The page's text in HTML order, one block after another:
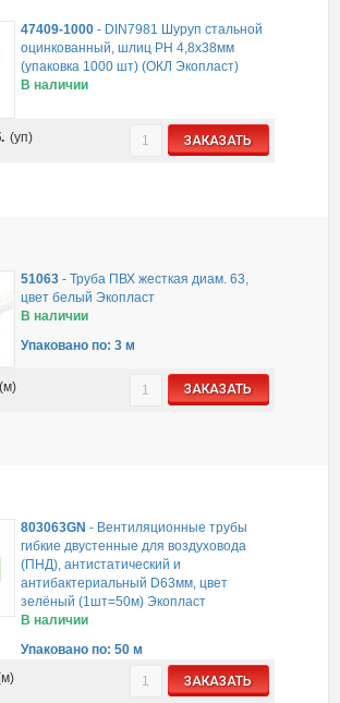
47409-1000 - DIN7981 Шуруп стальной
оцинкованный, шлиц PH 4,8x38мм
(упаковка 1000 шт) (ОКЛ Экопласт)
В наличии
(уп) ЗАКАЗАТЬ
51063 -Труба ПВХ жесткая диам. 63,
цвет белый Экопласт
В наличии
Упаковано по: 3 м
(м) ЗАКАЗАТЬ
803063GN - Вентиляционные трубы
гибкие двустенные для воздуховода
(ПНД), антистатический и
антибактериальный D63мм, цвет
зелёный (1шт=50м) Экопласт
В наличии
Упаковано по: 50 м
ЗАКАЗАТЬ